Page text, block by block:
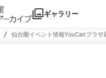
ギャラリー
仙台圏イベント情報YouCanプラザ